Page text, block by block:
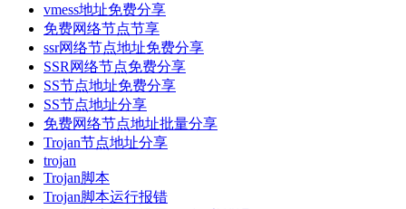
vmess地址免费分享
免费网络节点节享
ssr网络节点地址免费分享
SSR网络节点免费分享
SS节点地址免费分享
SS节点地址分享
免费网络节点地址批量分享
Trojan节点地址分享
trojan
Trojan脚本
Trojan脚本运行报错